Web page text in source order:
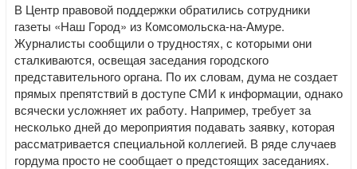
В Центр правовой поддержки обратились сотрудники
газеты «Наш Город» из Комсомольска-на-Амуре.
Журналисты сообщили о трудностях, с которыми они
сталкиваются, освещая заседания городского
представительного органа. По их словам, дума не создает
прямых препятствий в доступе СМИ к информации, однако
всячески усложняет их работу. Например, требует за
несколько дней до мероприятия подавать заявку, которая
рассматривается специальной коллегией. В ряде случаев
гордума просто не сообщает о предстоящих заседаниях.